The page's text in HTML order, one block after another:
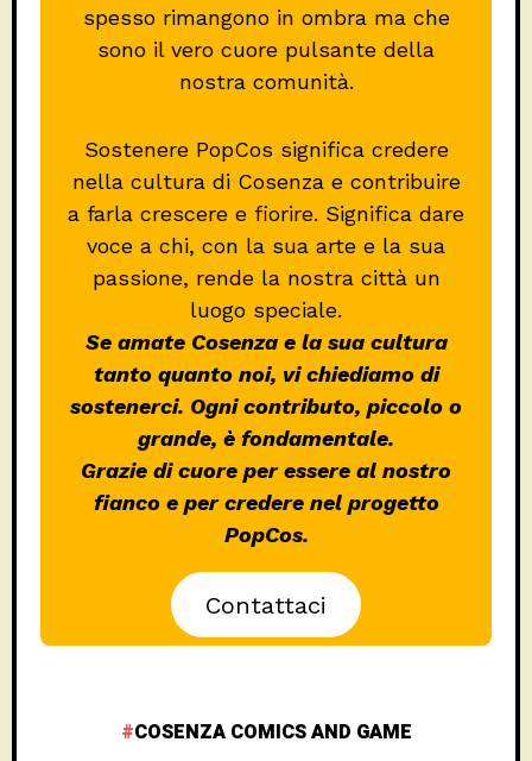
spesso rimangono in ombra ma che
sono il vero cuore pulsante della
nostra comunità.
Sostenere PopCos significa credere
nella cultura di Cosenza e contribuire
a farla crescere e fiorire. Significa dare
voce a chi, con la sua arte e la sua
passione, rende la nostra città un
luogo speciale.
Se amate Cosenza e la sua cultura
tanto quanto noi, vi chiediamo di
sostenerci. Ogni contributo, piccolo o
grande, è fondamentale.
Grazie di cuore per essere al nostro
fianco e per credere nel progetto
PopCos.
Contattaci
COSENZA COMICS AND GAME